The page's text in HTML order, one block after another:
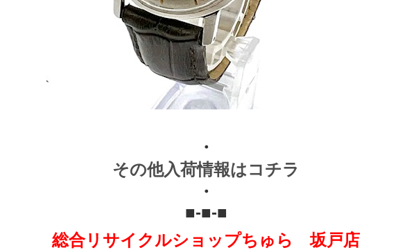
・
その他入荷情報はコチラ
・
■-■-■
総合リサイクルショップちゅら 坂戸店